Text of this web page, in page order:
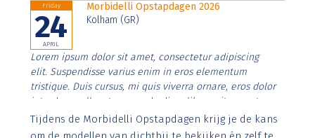
Friday
24
APRIL
Morbidelli Opstapdagen 2026
Kolham (GR)
Lorem ipsum dolor sit amet, consectetur adipiscing
elit. Suspendisse varius enim in eros elementum
tristique. Duis cursus, mi quis viverra ornare, eros dolor
interdum nulla, ut commodo diam libero vitae erat.
Aenean faucibus nibh et justo cursus id rutrum lorem
imperdiet. Nunc ut sem vitae risus tristique posuere.
Tijdens de Morbidelli Opstapdagen krijg je de kans